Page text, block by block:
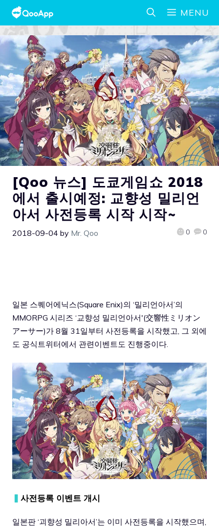
MENU
[Qoo 뉴스] 도쿄게임쇼 2018
에서 출시예정: 교향성 밀리언
아서 사전등록 시작 시작~
2018-09-04 by Mr. Qoo 0 0
일본 스퀘어에닉스(Square Enix)의 ‘밀리언아서’의
MMORPG 시리즈 ‘교향성 밀리언아서'(交響性ミリオン
アーサー)가 8월 31일부터 사전등록을 시작했고, 그 외에
도 공식트위터에서 관련이벤트도 진행중이다.
▍ 사전등록 이벤트 개시
일본판 ‘괴향성 밀리아서’는 이미 사전등록을 시작했으며,